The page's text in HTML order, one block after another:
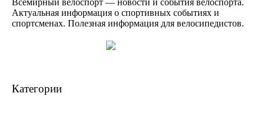
Актуальная информация о спортивных событиях и
спортсменах. Полезная информация для велосипедистов.
Категории